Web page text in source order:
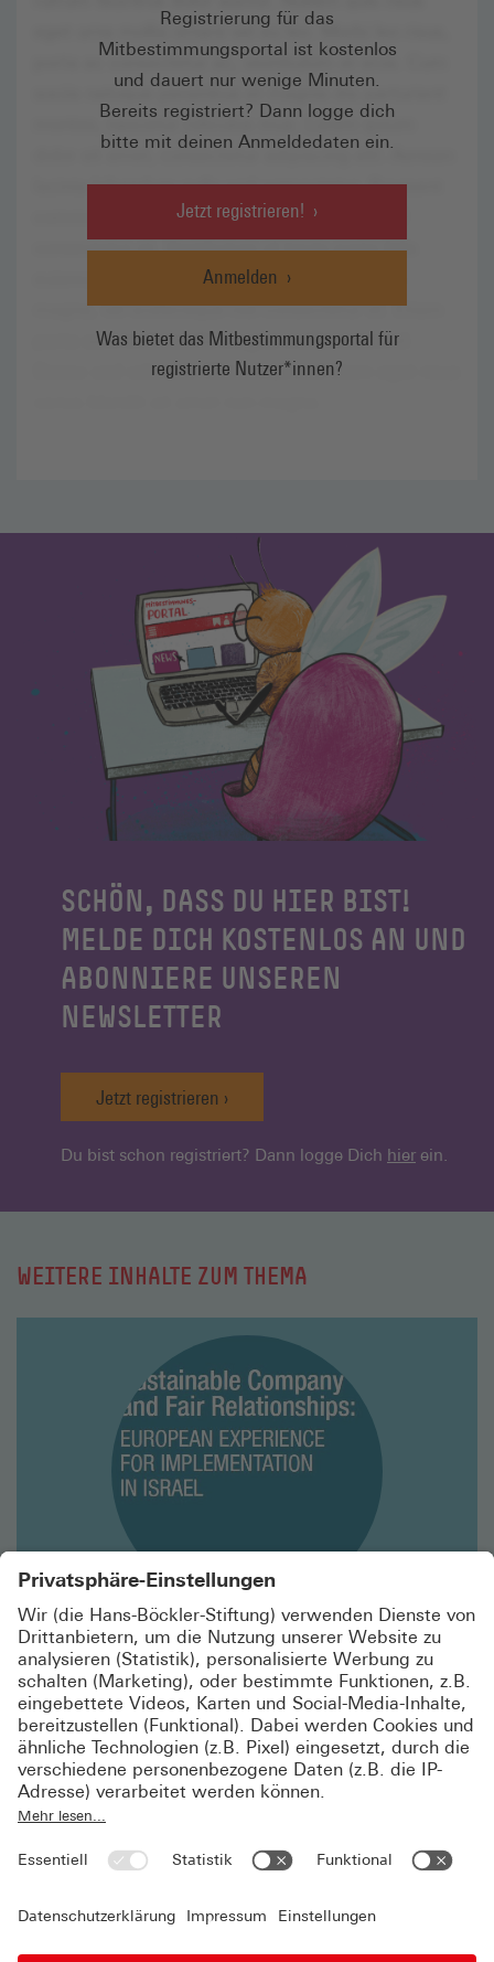
Registrierung für das
Mitbestimmungsportal ist kostenlos
und dauert nur wenige Minuten.
Bereits registriert? Dann logge dich
bitte mit deinen Anmeldedaten ein.
Jetzt registrieren!
Anmelden
Was bietet das Mitbestimmungsportal für
registrierte Nutzer*innen?
SCHÖN, DASS DU HIER BIST!
MELDE DICH KOSTENLOS AN UND
ABONNIERE UNSEREN
NEWSLETTER
Jetzt registrieren
Du bist schon registriert? Dann logge Dich hier ein.
WEITERE INHALTE ZUM THEMA
Israelisch-Deutsches Projekt
GEMEINSAMES LEITBILD: NACHHALTIGES
UNTERNEHMEN
Das MACRO Institut in Tel Aviv und die Hans-Böckler-
Stiftung beschäftigen sich in einem gemeinsamen
Projekt mit der Frage, wie kooperative
Arbeitsbeziehungen das Nachhaltige Unternehmen mit
können.